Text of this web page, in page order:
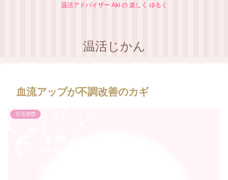
温活アドバイザー Aki の 楽しく ゆるく
温活じかん
血流アップが不調改善のカギ
生活習慣